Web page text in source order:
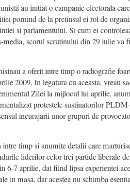
au initiat o campanie electorala
pornind de la pretinsul ei rol de
si parlamentului. Si cum ei
media, scorul scrutinului din 29 iulie va
a oferit intre timp o radiografie
2009. In legatura cu aceasta, vreau
Zilei la mijlocul lui aprilie,
protestele sustinatorilor
incurajarii unor grupuri de
timp si anumite detalii care
liderilor celor trei partide liberale
6-7 aprilie, dat fiind lipsa experientei
in masa, dar acestea nu schimba